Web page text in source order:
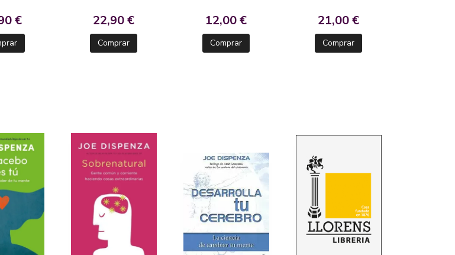
€ 22,90 €
Comprar
12,00 €
Comprar
21,00 €
Comprar